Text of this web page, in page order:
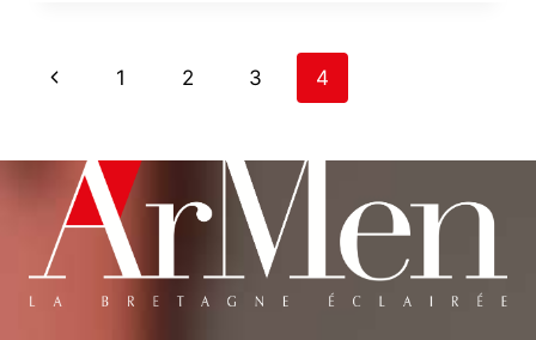
PAGE
Previous
1 2 3 4